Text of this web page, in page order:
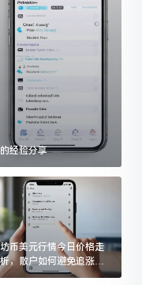
经验分享
币美元行情今日价格走
，散户如何避免追涨杀
牢